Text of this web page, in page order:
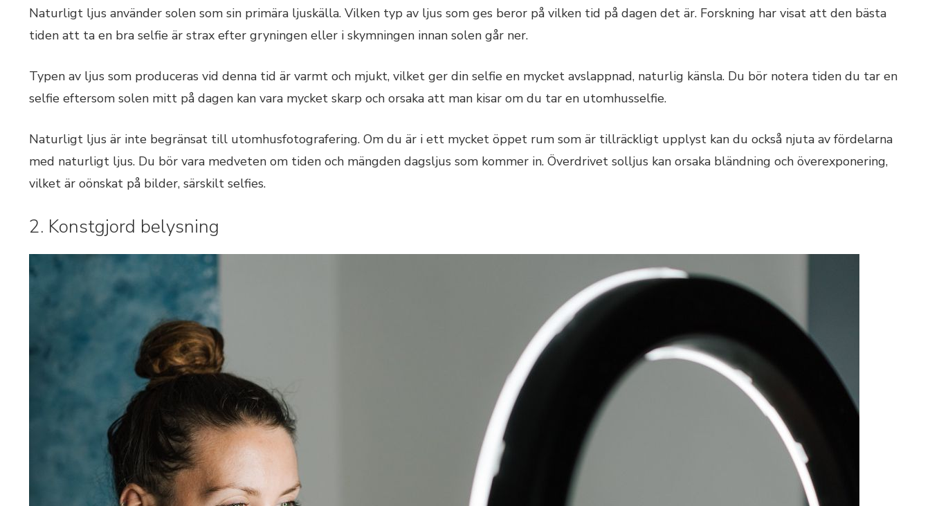
Naturligt ljus använder solen som sin primära ljuskälla. Vilken typ av ljus som ges beror på vilken tid på dagen det är. Forskning har visat att den bästa
tiden att ta en bra selfie är strax efter gryningen eller i skymningen innan solen går ner.
Typen av ljus som produceras vid denna tid är varmt och mjukt, vilket ger din selfie en mycket avslappnad, naturlig känsla. Du bör notera tiden du tar en
selfie eftersom solen mitt på dagen kan vara mycket skarp och orsaka att man kisar om du tar en utomhusselfie.
Naturligt ljus är inte begränsat till utomhusfotografering. Om du är i ett mycket öppet rum som är tillräckligt upplyst kan du också njuta av fördelarna
med naturligt ljus. Du bör vara medveten om tiden och mängden dagsljus som kommer in. Överdrivet solljus kan orsaka bländning och överexponering,
vilket är oönskat på bilder, särskilt selfies.
2. Konstgjord belysning